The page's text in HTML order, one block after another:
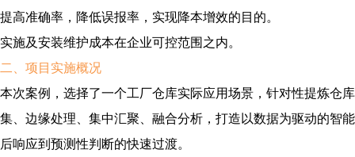
提高准确率，降低误报率，实现降本增效的目的。
实施及安装维护成本在企业可控范围之内。
二、 项目 实施概况
本次案例，选择了一个工厂仓库实际应用场景，针对性提炼仓
集、边缘处理、集中汇聚、融合分析，打造以数据为驱动的智
后响应到预测性判断的快速过渡。